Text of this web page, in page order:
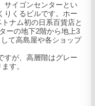
サイゴンセンターとい
りくるビルです。ホー
ナム初の日系百貨店と
ーの地下2階から地上3
て高島屋や各ショップ
すが、高層階はグレー
す。